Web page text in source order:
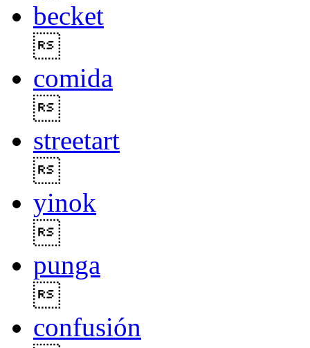
becket
comida
streetart
yinok
punga
confusión